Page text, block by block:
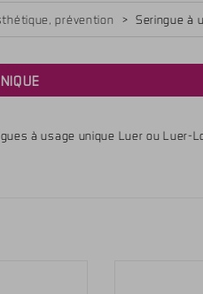
prévention > Seringue à
à usage unique Luer ou